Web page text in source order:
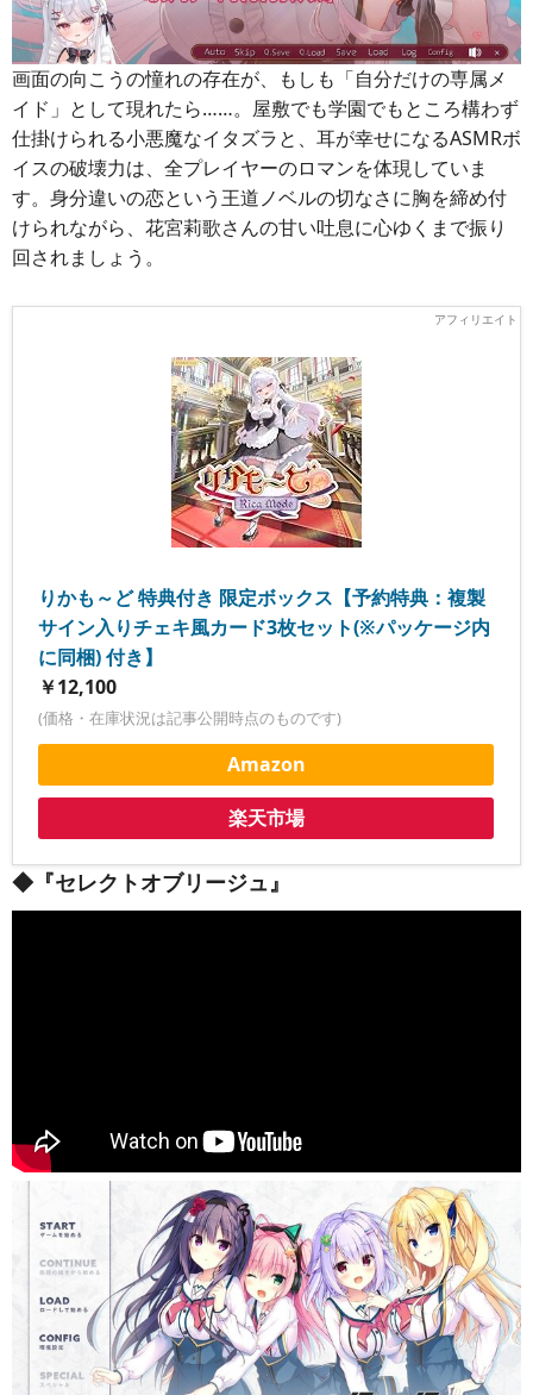
画面の向こうの憧れの存在が、もしも「自分だけの専属メ
イド」として現れたら……。屋敷でも学園でもところ構わず
仕掛けられる小悪魔なイタズラと、耳が幸せになるASMRボ
イスの破壊力は、全プレイヤーのロマンを体現していま
す。身分違いの恋という王道ノベルの切なさに胸を締め付
けられながら、花宮莉歌さんの甘い吐息に心ゆくまで振り
回されましょう。
りかも～ど 特典付き 限定ボックス【予約特典：複製
サイン入りチェキ風カード3枚セット(※パッケージ内
に同梱) 付き】
￥12,100
(価格・在庫状況は記事公開時点のものです)
Amazon
楽天市場
◆『セレクトオブリージュ』